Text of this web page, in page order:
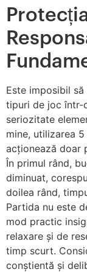
Este imposibil
tipuri de joc într-
seriozitate
mine, utilizarea
acționează doar
În primul rând,
diminuat,
doilea rând,
Partida nu este
mod practic
relaxare și de
timp scurt.
conștientă și